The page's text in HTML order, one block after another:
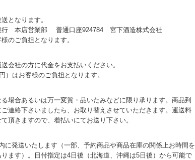
となります。
行 本店営業部 普通口座924784 宮下酒造株式会社
のご負担となります。
会社の方に代金をお支払いください。
）はお客様のご負担となります。
場合あるいは万一変質・品いたみなどに限り承ります。商品到
連絡下さいましたら、お取り替えさせていただきます。運送料
頂きますので、着払いにてお送り下さい。
に発送いたします（一部、予約商品や商品在庫の関係上お時間を
ます）。日付指定は4日後（北海道、沖縄は5日後）から可能で